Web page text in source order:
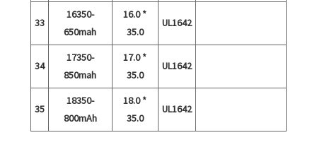
33
16350-
650mah
16.0 *
35.0
UL1642
34
17350-
850mah
17.0 *
35.0
UL1642
35
18350-
800mAh
18.0 *
35.0
UL1642